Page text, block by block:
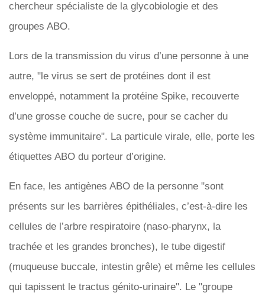
chercheur spécialiste de la glycobiologie et des
groupes ABO.
Lors de la transmission du virus d’une personne à une
autre, "le virus se sert de protéines dont il est
enveloppé, notamment la protéine Spike, recouverte
d’une grosse couche de sucre, pour se cacher du
système immunitaire". La particule virale, elle, porte les
étiquettes ABO du porteur d’origine.
En face, les antigènes ABO de la personne "sont
présents sur les barrières épithéliales, c’est-à-dire les
cellules de l’arbre respiratoire (naso-pharynx, la
trachée et les grandes bronches), le tube digestif
(muqueuse buccale, intestin grêle) et même les cellules
qui tapissent le tractus génito-urinaire". Le "groupe